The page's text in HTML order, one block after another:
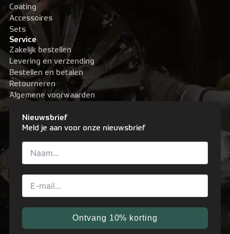
Coating
Accessoires
Sets
Service
Zakelijk bestellen
Levering en verzending
Bestellen en betalen
Retourneren
Algemene voorwaarden
Nieuwsbrief
Meld je aan voor onze nieuwsbrief
Ontvang 10% korting